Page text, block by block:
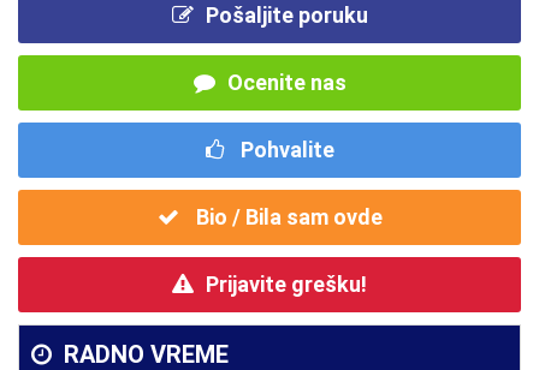
Pošaljite poruku
Ocenite nas
Pohvalite
Bio / Bila sam ovde
Prijavite grešku!
RADNO VREME